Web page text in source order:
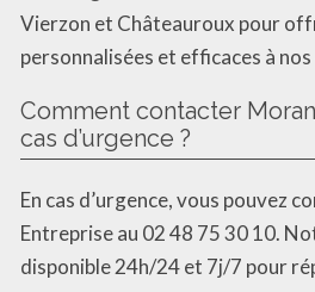
Vierzon et Châteauroux pour
personnalisées et efficaces à
Comment contacter
cas d’urgence ?
En cas d’urgence, vous pouvez
Entreprise au 02 48 75 30 10.
disponible 24h/24 et 7j/7 pour